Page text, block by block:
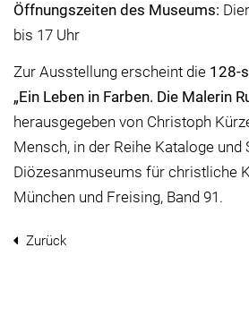
Öffnungszeiten des Museums:
bis 17 Uhr
Zur Ausstellung erscheint die 128-
„Ein Leben in Farben. Die Malerin
herausgegeben von Christoph
Mensch, in der Reihe Kataloge und
Diözesanmuseums für christliche
München und Freising, Band 91.
Zurück